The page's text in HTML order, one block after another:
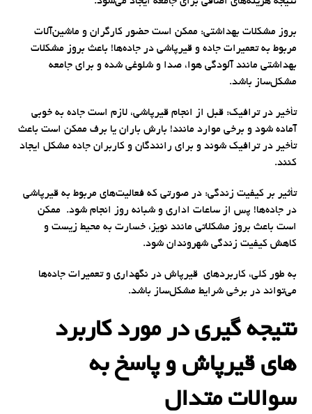
بروز مشکلات بهداشتی: ممکن است حضور کارگران و ماشین‌آلات
مربوط به تعمیرات جاده و قیرپاشی در جاده‌ها! باعث بروز مشکلات
بهداشتی مانند آلودگی هوا، صدا و شلوغی شده و برای جامعه
مشکل‌ساز باشد.
تأخیر در ترافیک: قبل از انجام قیرپاشی، لازم است جاده به خوبی
آماده شود و برخی موارد مانند! بارش باران یا برف ممکن است باعث
تأخیر در ترافیک شوند و برای رانندگان و کاربران جاده مشکل ایجاد
کنند.
تأثیر بر کیفیت زندگی: در صورتی که فعالیت‌های مربوط به قیرپاشی
در جاده‌ها! پس از ساعات اداری و شبانه روز انجام شود. ممکن
است باعث بروز مشکلاتی مانند نویز، خسارت به محیط زیست و
کاهش کیفیت زندگی شهروندان شود.
به طور کلی، کاربردهای قیرپاش در نگهداری و تعمیرات جاده‌ها
می‌تواند در برخی شرایط مشکل‌ساز باشد.
نتیجه گیری در مورد کاربرد
های قیرپاش و پاسخ به
سوالات متدال